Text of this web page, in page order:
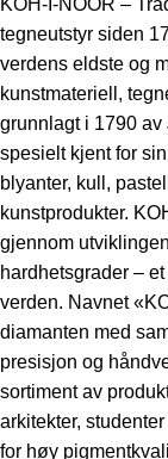
tegneutstyr siden
verdens eldste og
kunstmateriell,
grunnlagt i 1790
spesielt kjent for
blyanter, kull,
kunstprodukter.
gjennom
hardhetsgrader –
verden. Navnet
diamanten med
presisjon og
sortiment av
arkitekter,
for høy